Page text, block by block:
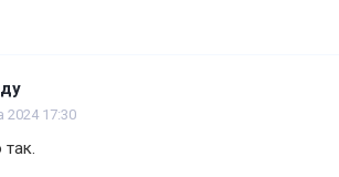
2024 17:30